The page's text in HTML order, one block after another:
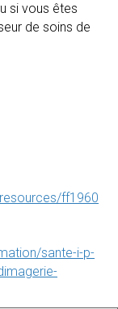
si vous êtes
de soins de
ff1960
sante-i-p-